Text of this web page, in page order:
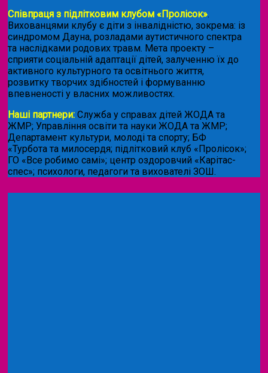
Співпраця з підлітковим клубом «Пролісок».
Вихованцями клубу є діти з інвалідністю, зокрема: із
синдромом Дауна, розладами аутистичного спектра
та наслідками родових травм. Мета проекту –
сприяти соціальній адаптації дітей, залученню їх до
активного культурного та освітнього життя,
розвитку творчих здібностей і формуванню
впевненості у власних можливостях.
Наші партнери: Служба у справах дітей ЖОДА та
ЖМР; Управління освіти та науки ЖОДА та ЖМР;
Департамент культури, молоді та спорту; БФ
«Турбота та милосердя; підлітковий клуб «Пролісок»;
ГО «Все робимо самі»; центр оздоровчий «Карітас-
спес»; психологи, педагоги та вихователі ЗОШ.